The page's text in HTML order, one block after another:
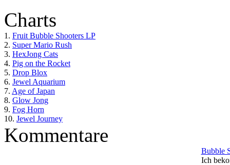
Charts
1. Fruit Bubble Shooters LP
2. Super Mario Rush
3. HexJong Cats
4. Pig on the Rocket
5. Drop Blox
6. Jewel Aquarium
7. Age of Japan
8. Glow Jong
9. Fog Horn
10. Jewel Journey
Kommentare
Bubble
Ich